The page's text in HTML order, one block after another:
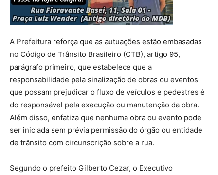
A Prefeitura reforça que as autuações estão embasadas
no Código de Trânsito Brasileiro (CTB), artigo 95,
parágrafo primeiro, que estabelece que a
responsabilidade pela sinalização de obras ou eventos
que possam prejudicar o fluxo de veículos e pedestres é
do responsável pela execução ou manutenção da obra.
Além disso, enfatiza que nenhuma obra ou evento pode
ser iniciada sem prévia permissão do órgão ou entidade
de trânsito com circunscrição sobre a rua.
Segundo o prefeito Gilberto Cezar, o Executivo